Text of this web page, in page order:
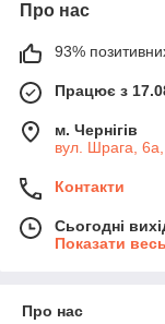
Про нас
93%
Працює з
м. Чернігів
вул. Шрага, 6а,
Контакти
Сьогодні
Показати
Про нас